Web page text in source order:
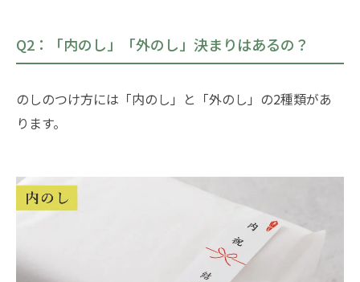
Q2：「内のし」「外のし」決まりはあるの？
のしのつけ方には「内のし」と「外のし」の2種類があ
ります。